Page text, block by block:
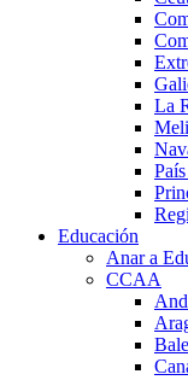
La
Educación
Anar a
CCAA